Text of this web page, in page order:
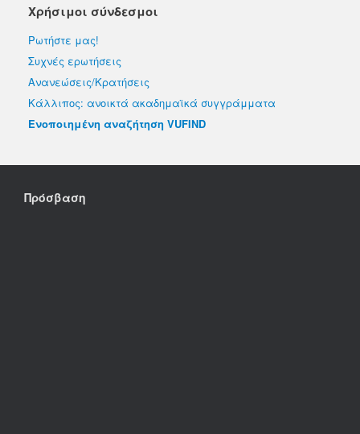
Χρήσιμοι σύνδεσμοι
Ρωτήστε μας!
Συχνές ερωτήσεις
Ανανεώσεις/Κρατήσεις
Κάλλιπος: ανοικτά ακαδημαϊκά συγγράμματα
Ενοποιημένη αναζήτηση VUFIND
Πρόσβαση